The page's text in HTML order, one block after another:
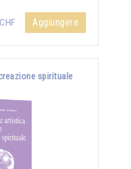
Aggiungere
spirituale